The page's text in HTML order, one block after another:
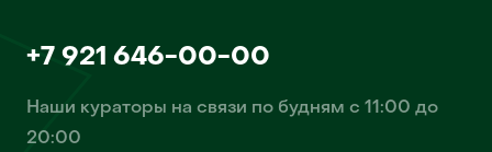
+7 921 646-00-00
Наши кураторы на связи по будням с 11:00 до
20:00